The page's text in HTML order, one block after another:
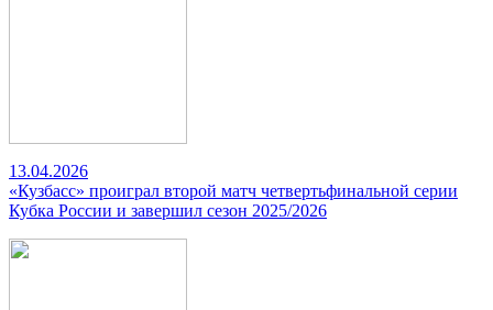
13.04.2026
«Кузбасс» проиграл второй матч четвертьфинальной серии
Кубка России и завершил сезон 2025/2026